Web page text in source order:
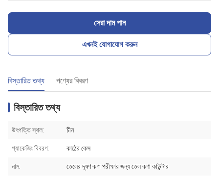
সেরা দাম পান
এখনই যোগাযোগ করুন
বিস্তারিত তথ্য পণ্যের বিবরণ
বিস্তারিত তথ্য
উৎপত্তি স্থল: চীন
প্যাকেজিং বিবরণ: কাঠের কেস
নাম: তেলের দূষণ কণা পরীক্ষার জন্য তেল কণা কাউন্টার